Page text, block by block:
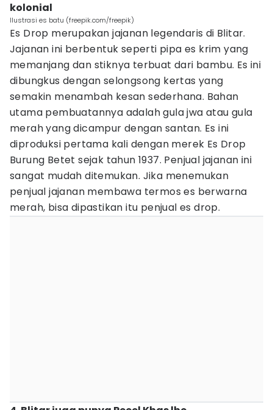
kolonial
Ilustrasi es batu (freepik.com/freepik)
Es Drop merupakan jajanan legendaris di Blitar.
Jajanan ini berbentuk seperti pipa es krim yang
memanjang dan stiknya terbuat dari bambu. Es ini
dibungkus dengan selongsong kertas yang
semakin menambah kesan sederhana. Bahan
utama pembuatannya adalah gula jwa atau gula
merah yang dicampur dengan santan. Es ini
diproduksi pertama kali dengan merek Es Drop
Burung Betet sejak tahun 1937. Penjual jajanan ini
sangat mudah ditemukan. Jika menemukan
penjual jajanan membawa termos es berwarna
merah, bisa dipastikan itu penjual es drop.